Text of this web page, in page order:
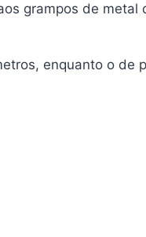
grampos de
enquanto o